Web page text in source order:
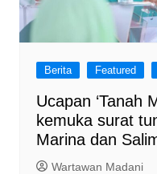
Berita Featured
Ucapan ‘Tanah
kemuka surat
Marina dan
Wartawan Madani